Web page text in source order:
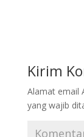
Kirim
Alamat email
yang wajib